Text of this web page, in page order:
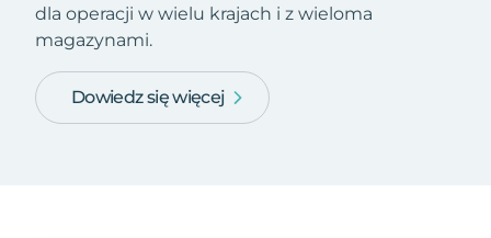
dla operacji w wielu krajach i z wieloma
magazynami.
Dowiedz się więcej